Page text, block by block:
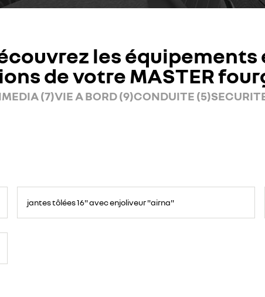
les équipements
de votre MASTER
(7)VIE A BORD (9)CONDUITE (5)
jantes tôlées 16" avec enjoliveur "airna"